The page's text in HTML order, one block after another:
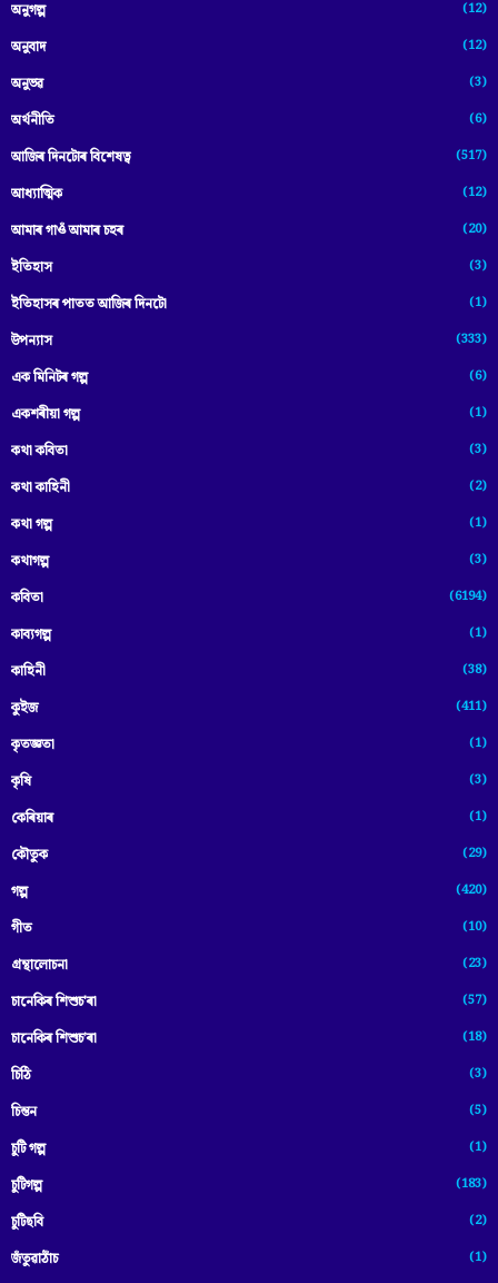
অনুগল্প (12)
অনুবাদ (12)
অনুভৱ (3)
অৰ্থনীতি (6)
আজিৰ দিনটোৰ বিশেষত্ব (517)
আধ্যাত্মিক (12)
আমাৰ গাওঁ আমাৰ চহৰ (20)
ইতিহাস (3)
ইতিহাসৰ পাতত আজিৰ দিনটো (1)
উপন্যাস (333)
এক মিনিটৰ গল্প (6)
একশৰীয়া গল্প (1)
কথা কবিতা (3)
কথা কাহিনী (2)
কথা গল্প (1)
কথাগল্প (3)
কবিতা (6194)
কাব্যগল্প (1)
কাহিনী (38)
কুইজ (411)
কৃতজ্ঞতা (1)
কৃষি (3)
কেৰিয়াৰ (1)
কৌতুক (29)
গল্প (420)
গীত (10)
গ্ৰন্থালোচনা (23)
চানেকিৰ শিশুচ'ৰা (57)
চানেকিৰ শিশুচ’ৰা (18)
চিঠি (3)
চিন্তন (5)
চুটি গল্প (1)
চুটিগল্প (183)
চুটিছবি (2)
জঁতুৱাঠাঁচ (1)